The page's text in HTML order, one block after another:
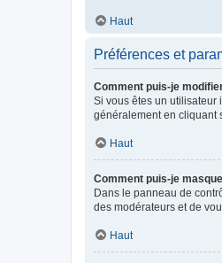
Haut
Préférences et
Comment puis-je
Si vous êtes un utilisateur
généralement en cliquant
Haut
Comment puis-je
Dans le panneau de
des modérateurs et de
Haut